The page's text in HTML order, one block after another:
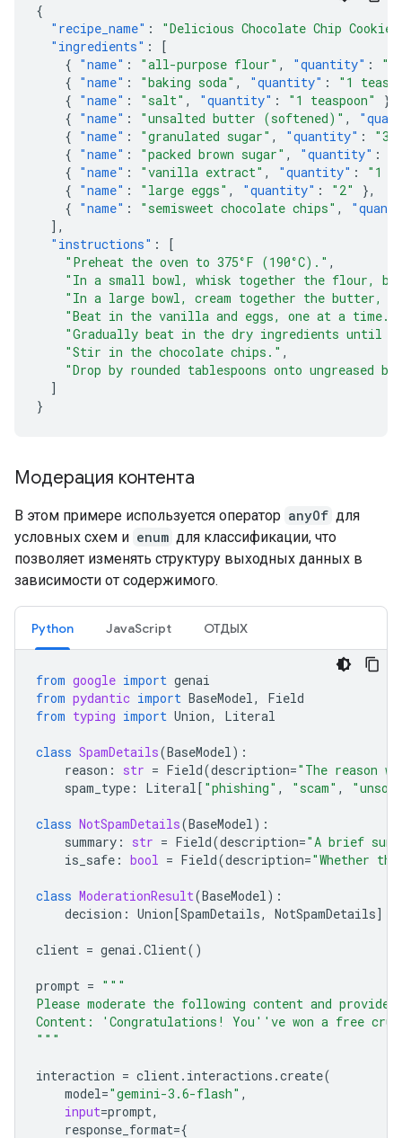
{
"recipe_name" :
"Delicious Chocolate Chip
"ingredients" :
[
{ "name" : "all-purpose flour" , "quantity" :
"2
{ "name" : "baking soda" , "quantity" :
"1
{ "name" : "salt" , "quantity" : "1 teaspoon"
},
{ "name" : "unsalted butter (softened)" ,
{ "name" : "granulated sugar" , "quantity" :
"3/
{ "name" : "packed brown sugar" , "quantity" :
{ "name" : "vanilla extract" , "quantity" :
"1
{ "name" : "large eggs" , "quantity" : "2"
},
{ "name" : "semisweet chocolate chips" ,
],
"instructions" :
[
"Preheat the oven to 375°F (190°C)." ,
"In a small bowl, whisk together the flour,
"In a large bowl, cream together the butter,
"Beat in the vanilla and eggs, one at a time."
"Gradually beat in the dry ingredients until
"Stir in the chocolate chips." ,
"Drop by rounded tablespoons onto ungreased
]
}
Модерация контента
В этом примере используется оператор anyOf для
условных схем и enum для классификации, что
позволяет изменять структуру выходных данных в
зависимости от содержимого.
Python JavaScript ОТДЫХ
from google import genai
from pydantic import BaseModel,
Field
from typing import Union, Literal
class SpamDetails(BaseModel):
reason : str = Field(description="The reason
spam_type : Literal[ "phishing" , "scam" ,
class NotSpamDetails(BaseModel):
summary : str = Field(description="A brief
is_safe : bool = Field(description="Whether
class ModerationResult(BaseModel):
decision : Union[SpamDetails, NotSpamDetails]
client = genai .Client()
prompt = """
Please moderate the following content and provide
Content: 'Congratulations! You''ve won a free
"""
interaction = client. interactions .create(
model="gemini-3.6-flash" ,
input=prompt,
response_format={